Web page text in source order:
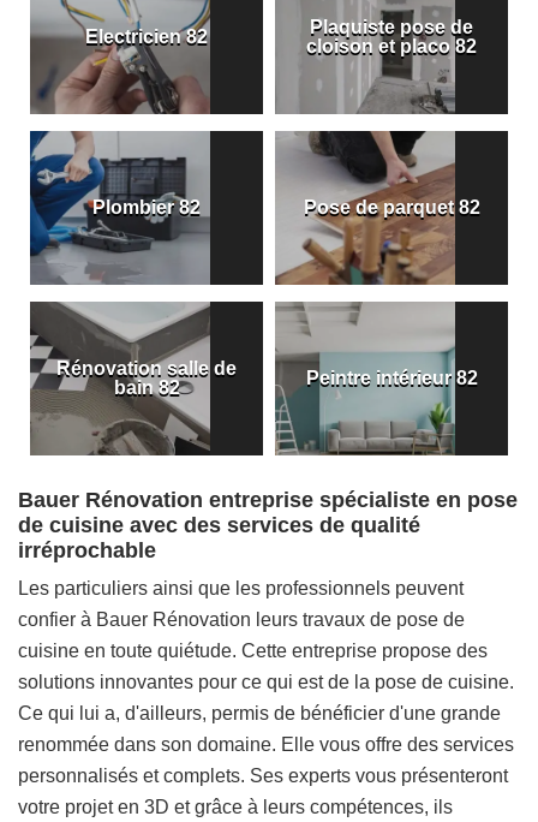
Electricien 82
Plaquiste pose de
cloison et placo 82
Plombier 82 Pose de parquet 82
Rénovation salle de
bain 82
Peintre intérieur 82
Bauer Rénovation entreprise spécialiste en pose
de cuisine avec des services de qualité
irréprochable
Les particuliers ainsi que les professionnels peuvent
confier à Bauer Rénovation leurs travaux de pose de
cuisine en toute quiétude. Cette entreprise propose des
solutions innovantes pour ce qui est de la pose de cuisine.
Ce qui lui a, d'ailleurs, permis de bénéficier d'une grande
renommée dans son domaine. Elle vous offre des services
personnalisés et complets. Ses experts vous présenteront
votre projet en 3D et grâce à leurs compétences, ils